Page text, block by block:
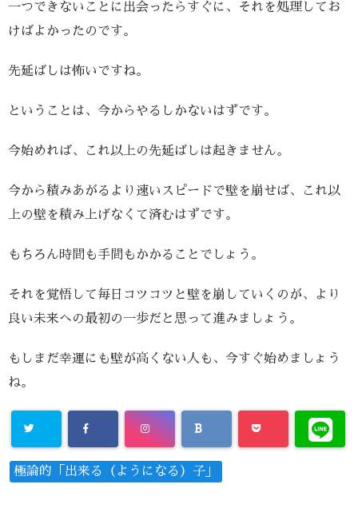
一つできないことに出会ったらすぐに、それを処理してお
けばよかったのです。
先延ばしは怖いですね。
ということは、今からやるしかないはずです。
今始めれば、これ以上の先延ばしは起きません。
今から積みあがるより速いスピードで壁を崩せば、これ以
上の壁を積み上げなくて済むはずです。
もちろん時間も手間もかかることでしょう。
それを覚悟して毎日コツコツと壁を崩していくのが、より
良い未来への最初の一歩だと思って進みましょう。
もしまだ幸運にも壁が高くない人も、今すぐ始めましょう
ね。
極論的「出来る（ようになる）子」